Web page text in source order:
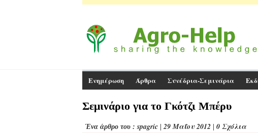
Ενημέρωση Άρθρα Συνέδρια-Σεμινάρια
Σεμινάριο για το Γκότζι Μπέρυ
Ένα άρθρο του :spagric |29 Μαΐου 2012 0 Σχόλια